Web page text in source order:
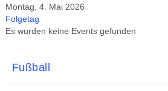
Montag, 4. Mai 2026
Folgetag
Es wurden keine Events gefunden
Fußball